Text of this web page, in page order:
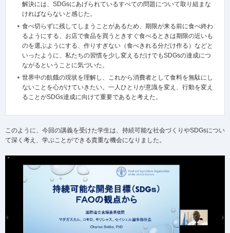
解決には、SDGsにあげられているすべての問題について取り組まな
ければならないと感じた。
食べ切らずに残してしまうことがあるため、期限が来る前に食べ終わ
るようにする、お店で食品を買うときすぐ食べるときは期限の近いも
のを選ぶようにする、作りすぎない（食べきれる分だけ作る）などと
いったように、私たちの習慣を少し変えるだけでもSDGsの達成につ
ながるということに気づいた。
世界中の飢餓の現状を理解し、これから消費者として食料を無駄にし
ないことを心がけていきたい。一人ひとりが意識を変え、行動を変え
ることがSDGs達成に向けて重要であると考えた。
このように、今回の講義を受けた学生は、持続可能な社会づくりやSDGsについ
て深く考え、学ぶことができる貴重な機会になりました。